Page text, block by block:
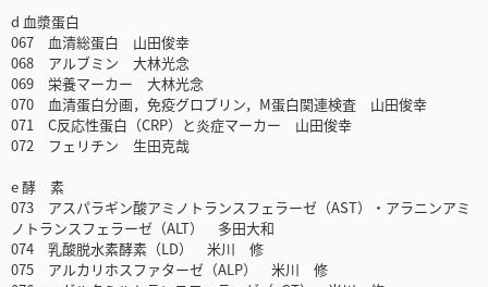
d 血漿蛋白
067 血清総蛋白 山田俊幸
068 アルブミン 大林光念
069 栄養マーカー 大林光念
070 血清蛋白分画，免疫グロブリン，M蛋白関連検査 山田俊幸
071 C反応性蛋白（CRP）と炎症マーカー 山田俊幸
072 フェリチン 生田克哉
e 酵 素
073 アスパラギン酸アミノトランスフェラーゼ（AST）・アラニンアミ
ノトランスフェラーゼ（ALT） 多田大和
074 乳酸脱水素酵素（LD） 米川 修
075 アルカリホスファターゼ（ALP） 米川 修